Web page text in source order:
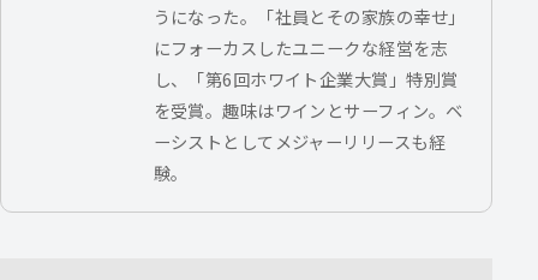
うになった。「社員とその家族の幸せ」
にフォーカスしたユニークな経営を志
し、「第6回ホワイト企業大賞」特別賞
を受賞。趣味はワインとサーフィン。ベ
ーシストとしてメジャーリリースも経
験。